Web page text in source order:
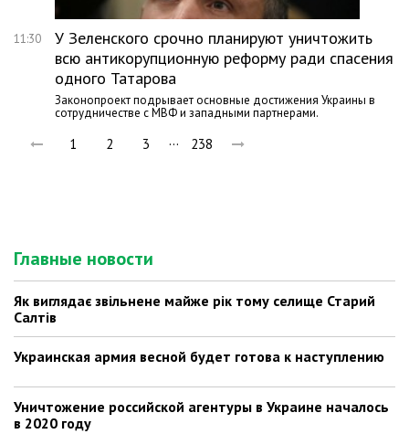
11:30
У Зеленского срочно планируют уничтожить
всю антикорупционную реформу ради спасения
одного Татарова
Законопроект подрывает основные достижения Украины в
сотрудничестве с МВФ и западными партнерами.
1 2 3 … 238
Главные новости
Як виглядає звільнене майже рік тому селище Старий
Салтів
Украинская армия весной будет готова к наступлению
Уничтожение российской агентуры в Украине началось
в 2020 году